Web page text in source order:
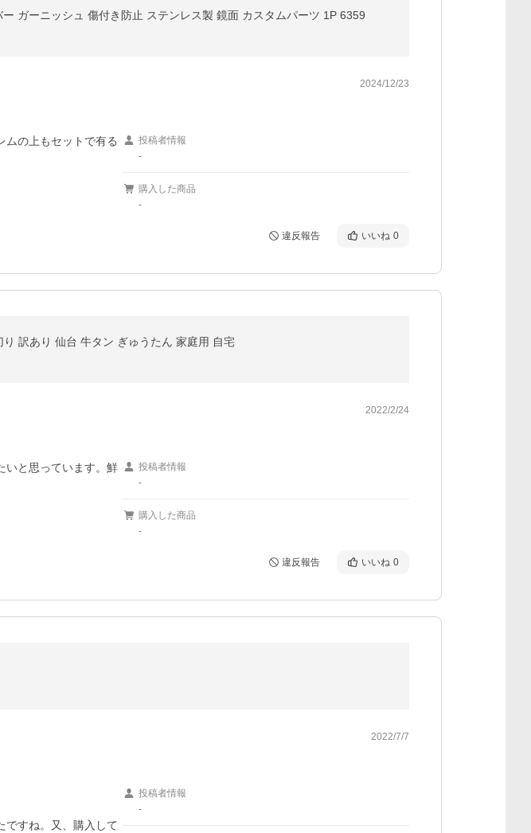
ガーニッシュ 傷付き防止 ステンレス製 鏡面 カスタムパーツ 1P 6359
2024/12/23
ムの上もセットで有る
投稿者情報
-
購入した商品
-
違反報告 いいね 0
訳あり 仙台 牛タン ぎゅうたん 家庭用 自宅
2022/2/24
いと思っています。鮮
投稿者情報
-
購入した商品
-
違反報告 いいね 0
2022/7/7
ですね。又、購入して
投稿者情報
-